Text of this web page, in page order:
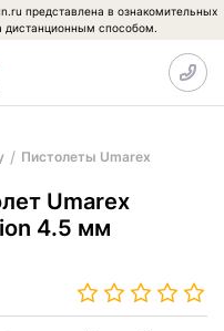
представлена в ознакомительных
дистанционным способом.
Пистолеты Umarex
Umarex
4.5 мм